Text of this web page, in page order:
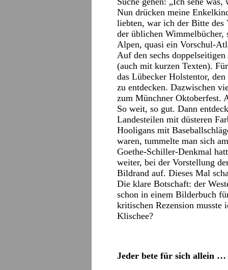
Nun drücken meine
liebten, war ich der Bitte des
der üblichen Wimmelbücher,
Alpen, quasi ein Vorschul-
Auf den sechs
(auch mit kurzen Texten).
das Lübecker Holstentor,
zu entdecken. Dazwischen
zum Münchner Oktoberfest.
So weit, so gut. Dann
Landesteilen mit düsteren
Hooligans mit
waren, tummelte man sich
Goethe-Schiller-Denkmal
weiter, bei der Vorstellung
Bildrand auf. Dieses Mal
Die klare Botschaft: der
schon in einem Bilderbuch
kritischen Rezension musste
Klischee?
Jeder bete für sich allein …